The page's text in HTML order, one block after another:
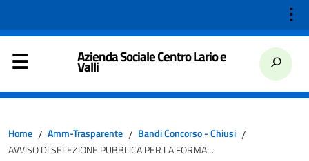
⋮
Azienda Sociale Centro Lario e
Valli
Home / Amm-Trasparente / Bandi Concorso - Chiusi /
AVVISO DI SELEZIONE PUBBLICA PER LA FORMAZIONE DI UNA GRADUATORIA DA UTILIZZARE PER ASSUNZIONI CON RAPPORTO DI LAVORO A TEMPO DETERMINATO O INDETERMINATO, TEMPO PIENO O PARZIALE, PROFILO PROFESSIONALE DI ASSISTENTE SOCIALE C/O AZIENDA SOCIALE CENTRO LARIO E VALLI DI PORLEZZA (CO)